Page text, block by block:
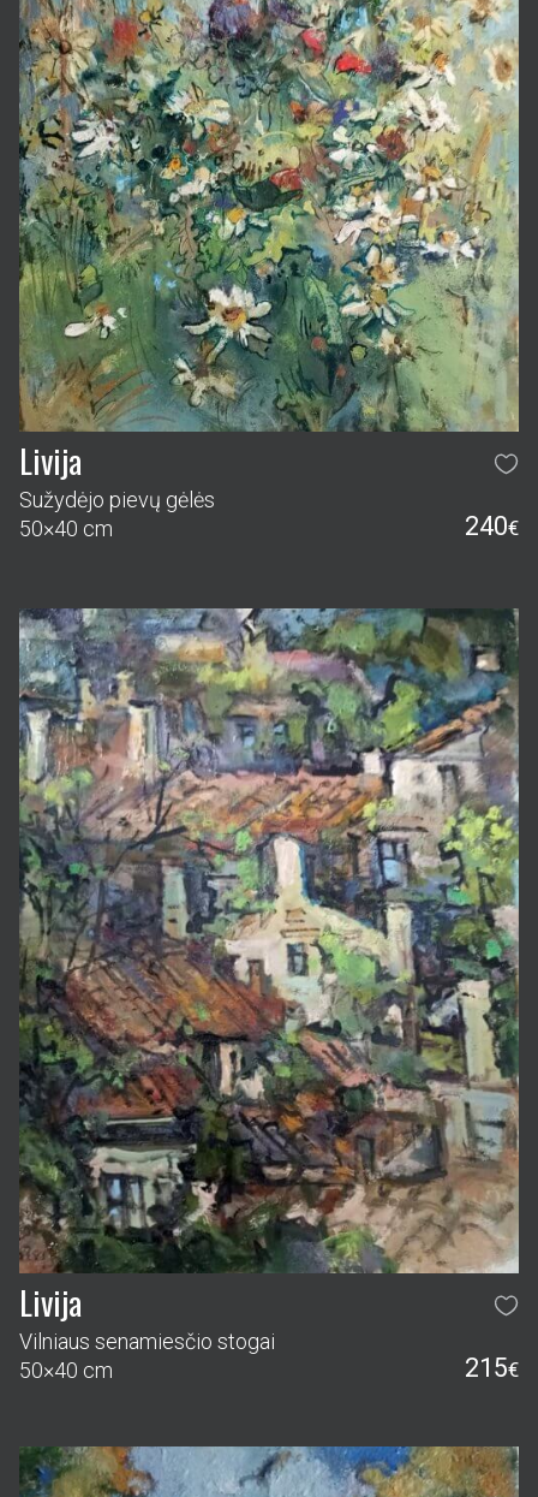
Livija
Sužydėjo pievų gėlės
50×40 cm
240€
Livija
Vilniaus senamiesčio stogai
50×40 cm
215€